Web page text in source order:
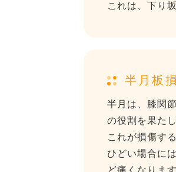
これは、下り
半月板
半月は、膝関
の役割を果た
これが損傷す
ひどい場合に
ど痛くなります